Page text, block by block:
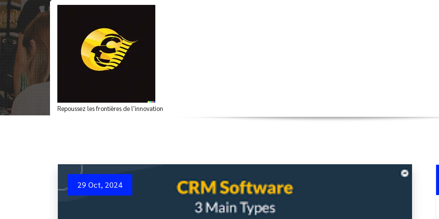
Aller
au
contenu
Repoussez les frontières de l'innovation
Comparaison des différents types de CRM pour une
relation client
29 Oct, 2024